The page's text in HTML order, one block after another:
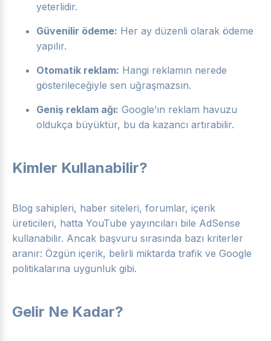
yeterlidir.
Güvenilir ödeme: Her ay düzenli olarak ödeme
yapılır.
Otomatik reklam: Hangi reklamın nerede
gösterileceğiyle sen uğraşmazsın.
Geniş reklam ağı: Google’ın reklam havuzu
oldukça büyüktür, bu da kazancı artırabilir.
Kimler Kullanabilir?
Blog sahipleri, haber siteleri, forumlar, içerik
üreticileri, hatta YouTube yayıncıları bile AdSense
kullanabilir. Ancak başvuru sırasında bazı kriterler
aranır: Özgün içerik, belirli miktarda trafik ve Google
politikalarına uygunluk gibi.
Gelir Ne Kadar?